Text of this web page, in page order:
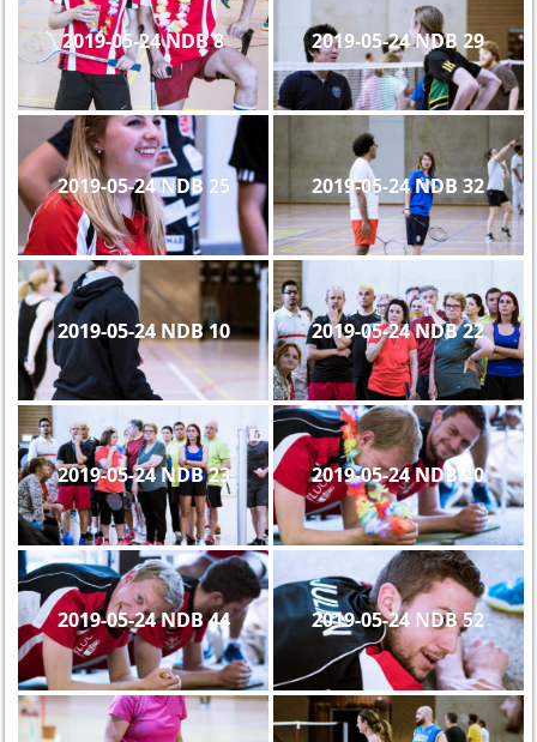
2019-05-24 NDB 8 2019-05-24 NDB 29
2019-05-24 NDB 25 2019-05-24 NDB 32
2019-05-24 NDB 10 2019-05-24 NDB 22
2019-05-24 NDB 23 2019-05-24 NDB 40
2019-05-24 NDB 44 2019-05-24 NDB 52